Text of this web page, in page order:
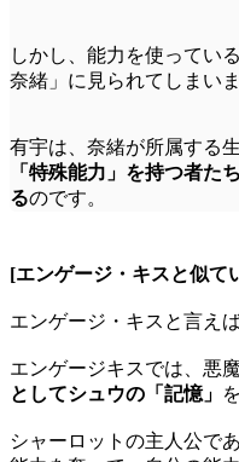
しかし、能力を使ってい
奈緒」に見られてしまいま
有宇は、奈緒が所属する
「特殊能力」を持つ者た
るのです。
[エンゲージ・キスと似て
エンゲージ・キスと言え
エンゲージキスでは、悪
としてシュウの「記憶」
シャーロットの主人公で